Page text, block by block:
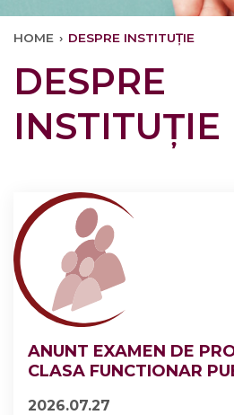
HOME › DESPRE INSTITUȚIE
Ultimele
DESPRE
INSTITUȚIE
ANUNT EXAMEN DE
CLASA FUNCTIONAR
2026.07.27